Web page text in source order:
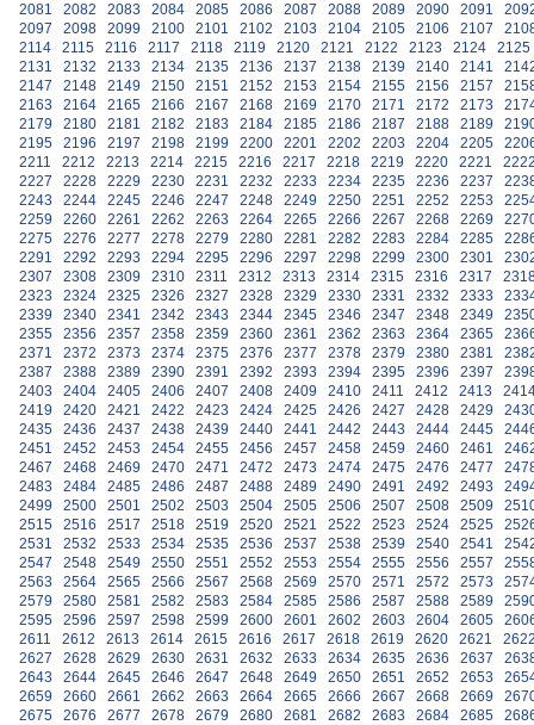
2081
2082 2083 2084 2085 2086 2087 2088 2089 2090 2091
2097
2098 2099 2100 2101 2102 2103 2104 2105 2106 2107
2114
2115 2116 2117 2118 2119 2120 2121 2122 2123 2124
2125
2131
2132 2133 2134 2135 2136 2137 2138 2139 2140 2141
2147
2148 2149 2150 2151 2152 2153 2154 2155 2156 2157
2163
2164 2165 2166 2167 2168 2169 2170 2171 2172 2173
2179
2180 2181 2182 2183 2184 2185 2186 2187 2188 2189
2195
2196 2197 2198 2199 2200 2201 2202 2203 2204 2205
2211
2212 2213 2214 2215 2216 2217 2218 2219 2220 2221
2227
2228 2229 2230 2231 2232 2233 2234 2235 2236 2237
2243
2244 2245 2246 2247 2248 2249 2250 2251 2252 2253
2259
2260 2261 2262 2263 2264 2265 2266 2267 2268 2269
2275
2276 2277 2278 2279 2280 2281 2282 2283 2284 2285
2291
2292 2293 2294 2295 2296 2297 2298 2299 2300 2301
2307
2308 2309 2310 2311 2312 2313 2314 2315 2316 2317
2323
2324 2325 2326 2327 2328 2329 2330 2331 2332 2333
2339
2340 2341 2342 2343 2344 2345 2346 2347 2348 2349
2355
2356 2357 2358 2359 2360 2361 2362 2363 2364 2365
2371
2372 2373 2374 2375 2376 2377 2378 2379 2380 2381
2387
2388 2389 2390 2391 2392 2393 2394 2395 2396 2397
2403
2404 2405 2406 2407 2408 2409 2410 2411 2412 2413
2419
2420 2421 2422 2423 2424 2425 2426 2427 2428 2429
2435
2436 2437 2438 2439 2440 2441 2442 2443 2444 2445
2451
2452 2453 2454 2455 2456 2457 2458 2459 2460 2461
2467
2468 2469 2470 2471 2472 2473 2474 2475 2476 2477
2483
2484 2485 2486 2487 2488 2489 2490 2491 2492 2493
2499
2500 2501 2502 2503 2504 2505 2506 2507 2508 2509
2515
2516 2517 2518 2519 2520 2521 2522 2523 2524 2525
2531
2532 2533 2534 2535 2536 2537 2538 2539 2540 2541
2547
2548 2549 2550 2551 2552 2553 2554 2555 2556 2557
2563
2564 2565 2566 2567 2568 2569 2570 2571 2572 2573
2579
2580 2581 2582 2583 2584 2585 2586 2587 2588 2589
2595
2596 2597 2598 2599 2600 2601 2602 2603 2604 2605
2611
2612 2613 2614 2615 2616 2617 2618 2619 2620 2621
2627
2628 2629 2630 2631 2632 2633 2634 2635 2636 2637
2643
2644 2645 2646 2647 2648 2649 2650 2651 2652 2653
2659
2660 2661 2662 2663 2664 2665 2666 2667 2668 2669
2675
2676 2677 2678 2679 2680 2681 2682 2683 2684 2685